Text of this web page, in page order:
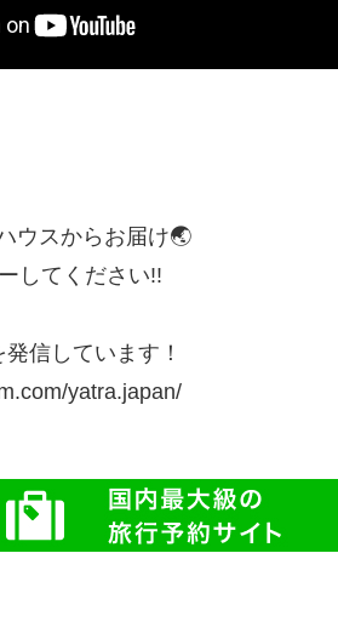
ウスからお届け🌏
してください!!
信しています！
yatra.japan/